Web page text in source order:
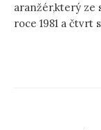
aranžér,který ze
roce 1981 a čtvrt